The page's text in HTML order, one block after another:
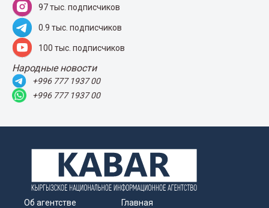
97 тыс. подписчиков
0.9 тыс. подписчиков
100 тыс. подписчиков
Народные новости
+996 777 1937 00
+996 777 1937 00
Об агентстве
Главная